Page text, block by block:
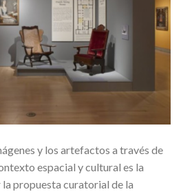
y los artefactos a través de
espacial y cultural es la
propuesta curatorial de la